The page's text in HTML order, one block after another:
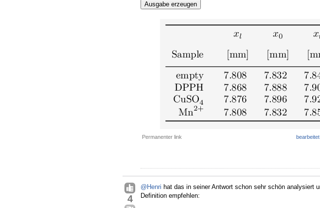
Ausgabe erzeugen
Permanenter link bearbeitet
4
@Henri hat das in seiner Antwort schon sehr schön analysiert
Definition empfehlen: